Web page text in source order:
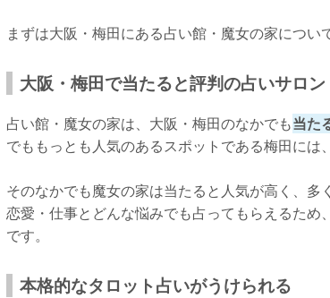
まずは大阪・梅田にある占い館・魔女の家につい
大阪・梅田で当たると評判の占いサロン
占い館・魔女の家は、大阪・梅田のなかでも当た
でももっとも人気のあるスポットである梅田には
そのなかでも魔女の家は当たると人気が高く、多
恋愛・仕事とどんな悩みでも占ってもらえるため、
です。
本格的なタロット占いがうけられる